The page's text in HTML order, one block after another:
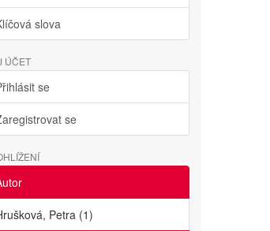
slova
ÚČET
se
se
Petra (1)